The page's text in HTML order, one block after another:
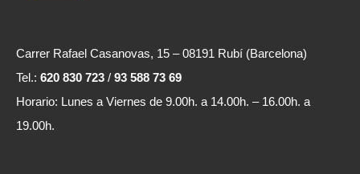
Carrer Rafael Casanovas, 15 – 08191 Rubí (Barcelona)
Tel.: 620 830 723 / 93 588 73 69
Horario: Lunes a Viernes de 9.00h. a 14.00h. – 16.00h. a
19.00h.